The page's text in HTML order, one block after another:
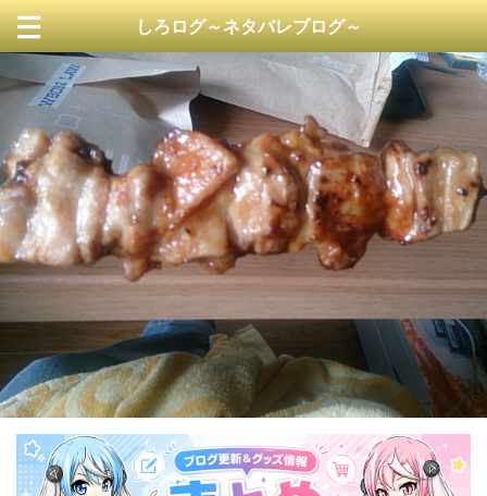
しろログ～ネタバレブログ～